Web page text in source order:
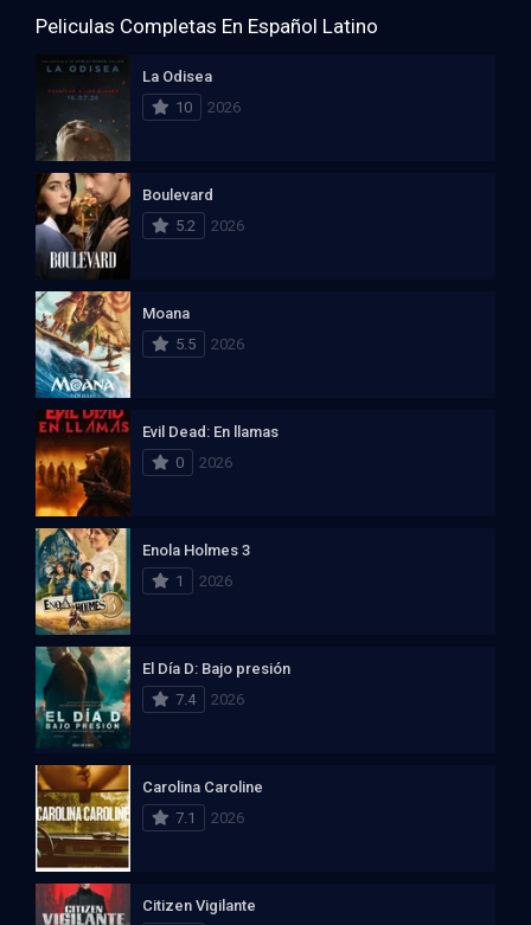
Peliculas Completas En Español Latino
La Odisea
10
2026
Boulevard
5.2
2026
Moana
5.5
2026
Evil Dead: En llamas
0
2026
Enola Holmes 3
1
2026
El Día D: Bajo presión
7.4
2026
Carolina Caroline
7.1
2026
Citizen Vigilante